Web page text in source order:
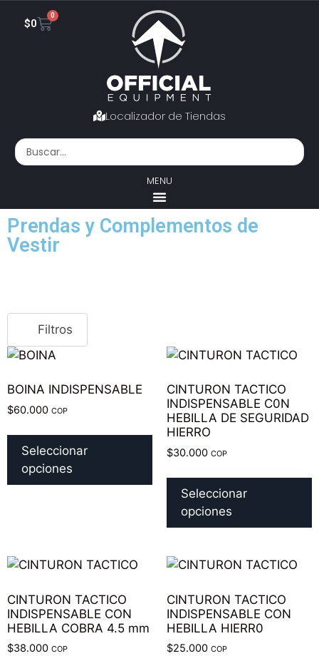
$0
0
Localizador de Tiendas
MENU
Prendas y Complementos de
Vestir
Filtros
BOINA INDISPENSABLE
$60.000 COP
Seleccionar
opciones
CINTURON TACTICO
INDISPENSABLE C0N
HEBILLA DE SEGURIDAD
HIERRO
$30.000 COP
Seleccionar
opciones
CINTURON TACTICO
INDISPENSABLE CON
HEBILLA COBRA 4.5 mm
$38.000 COP
CINTURON TACTICO
INDISPENSABLE CON
HEBILLA HIERR0
$25.000 COP